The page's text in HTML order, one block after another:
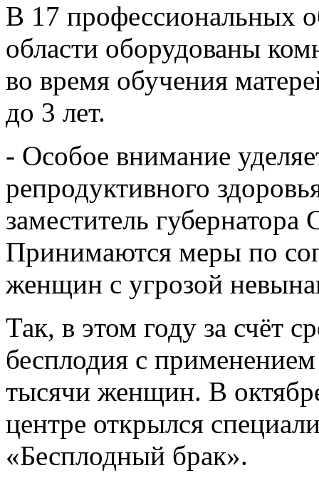
В 17 профессиональных
области оборудованы
во время обучения
до 3 лет.
- Особое внимание
репродуктивного
заместитель губернатора
Принимаются меры по
женщин с угрозой
Так, в этом году за счёт
бесплодия с
тысячи женщин. В
центре открылся
«Бесплодный брак».